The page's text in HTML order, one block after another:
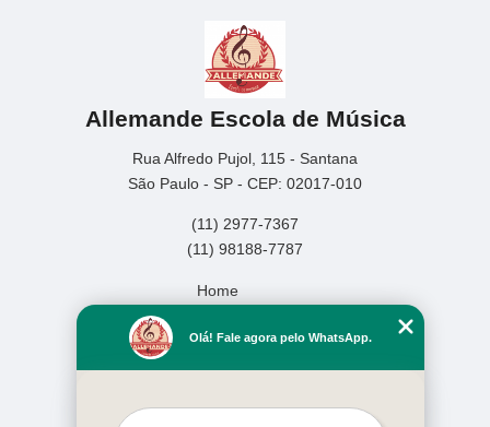
Allemande Escola de Música
Rua Alfredo Pujol, 115 - Santana
São Paulo - SP - CEP: 02017-010
(11) 2977-7367
(11) 98188-7787
Home
Missão
Serviços
Olá! Fale agora pelo WhatsApp.